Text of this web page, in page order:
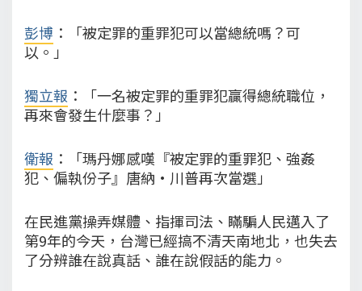
彭博 ：「被定罪的重罪犯可以當總統嗎？可
以。」
獨立報 ：「一名被定罪的重罪犯贏得總統職位，
再來會發生什麼事？」
衛報 ：「瑪丹娜感嘆『被定罪的重罪犯、強姦
犯、偏執份子』唐納·川普再次當選」
在民進黨操弄媒體、指揮司法、瞞騙人民邁入了
第9年的今天，台灣已經搞不清天南地北，也失去
了分辨誰在說真話、誰在說假話的能力。